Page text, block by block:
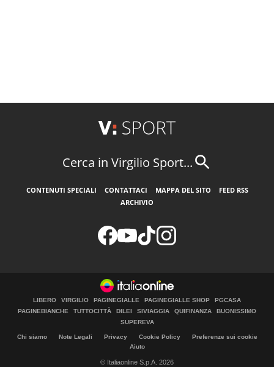
Cerca in Virgilio Sport...
CONTENUTI SPECIALI CONTATTACI MAPPA DEL SITO
FEED RSS
ARCHIVIO
LIBERO VIRGILIO PAGINEGIALLE PAGINEGIALLE SHOP
PGCASA
PAGINEBIANCHE
TUTTOCITTÀ DILEI SIVIAGGIA QUIFINANZA
BUONISSIMO
SUPEREVA
Chi siamo Note Legali Privacy Cookie Policy
Preferenze sui cookie
Aiuto
© Italiaonline S.p.A. 2026